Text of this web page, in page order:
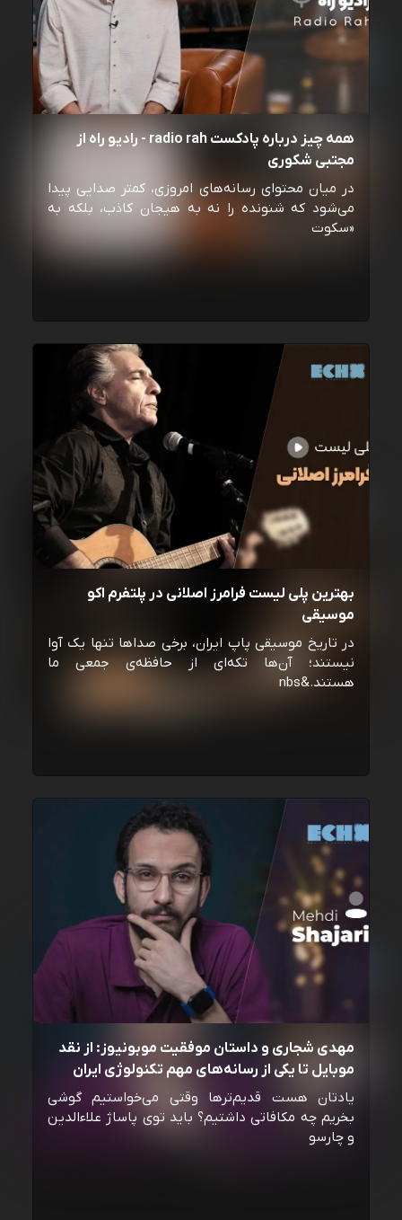
همه چیز درباره پادکست radio rah - رادیو راه از
مجتبی شکوری
در میان محتوای رسانه‌های امروزی، کمتر صدایی پیدا
می‌شود که شنونده را نه به هیجان کاذب، بلکه به
«سکوت
بهترین پلی لیست فرامرز اصلانی در پلتفرم اکو
موسیقی
در تاریخ موسیقی پاپ ایران، برخی صداها تنها یک آوا
نیستند؛ آن‌ها تکه‌ای از حافظه‌ی جمعی ما
هستند.&nbs
مهدی شجاری و داستان موفقیت موبونیوز: از نقد
موبایل تا یکی از رسانه‌‌های مهم تکنولوژی ایران
یادتان هست قدیم‌ترها وقتی می‌خواستیم گوشی
بخریم چه مکافاتی داشتیم؟ باید توی پاساژ علاءالدین
و چارسو